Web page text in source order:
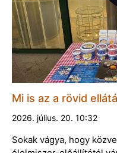
Mi is az a rövid
2026. július. 20. 10:32
Sokak vágya, hogy